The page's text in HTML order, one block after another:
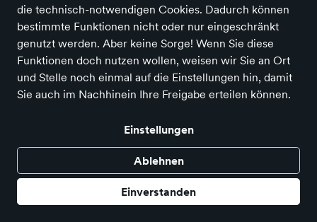
die technisch-notwendigen Cookies. Dadurch können
bestimmte Funktionen nicht oder nur eingeschränkt
genutzt werden. Aber keine Sorge! Wenn Sie diese
Funktionen doch nutzen wollen, weisen wir Sie an Ort
und Stelle noch einmal auf die Einstellungen hin, damit
Sie auch im Nachhinein Ihre Freigabe erteilen können.
Datenschutzerklärung.
Einstellungen
Ablehnen
Einverstanden
Brütting
Brütting